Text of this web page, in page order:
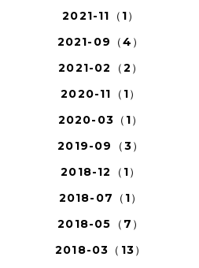
2021-11（1）
2021-09（4）
2021-02（2）
2020-11（1）
2020-03（1）
2019-09（3）
2018-12（1）
2018-07（1）
2018-05（7）
2018-03（13）